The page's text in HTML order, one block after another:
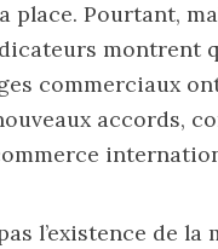
place. Pourtant,
montrent
commerciaux
accords,
l’existence de